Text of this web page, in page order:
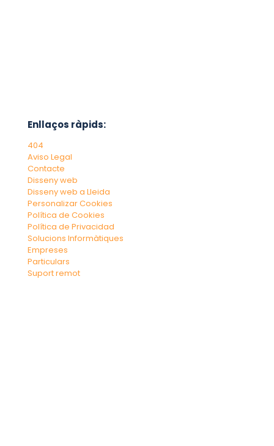
Enllaços ràpids:
404
Aviso Legal
Contacte
Disseny web
Disseny web a Lleida
Personalizar Cookies
Política de Cookies
Política de Privacidad
Solucions Informàtiques
Empreses
Particulars
Suport remot